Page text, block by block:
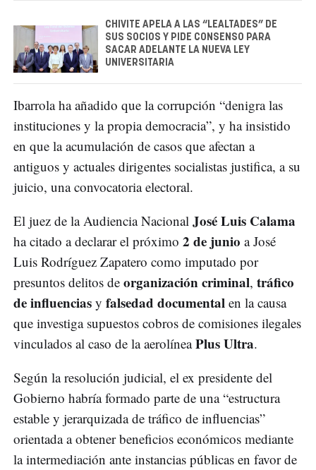
CHIVITE APELA A LAS “LEALTADES” DE
SUS SOCIOS Y PIDE CONSENSO PARA
SACAR ADELANTE LA NUEVA LEY
UNIVERSITARIA
Ibarrola ha añadido que la corrupción “denigra las
instituciones y la propia democracia”, y ha insistido
en que la acumulación de casos que afectan a
antiguos y actuales dirigentes socialistas justifica, a su
juicio, una convocatoria electoral.
El juez de la Audiencia Nacional José Luis Calama
ha citado a declarar el próximo 2 de junio a José
Luis Rodríguez Zapatero como imputado por
presuntos delitos de organización criminal, tráfico
de influencias y falsedad documental en la causa
que investiga supuestos cobros de comisiones ilegales
vinculados al caso de la aerolíneaPlus Ultra.
Según la resolución judicial, el ex presidente del
Gobierno habría formado parte de una “estructura
estable y jerarquizada de tráfico de influencias”
orientada a obtener beneficios económicos mediante
la intermediación ante instancias públicas en favor de